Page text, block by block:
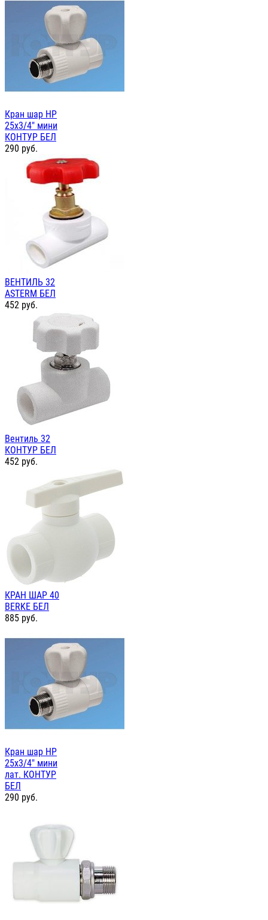
Кран шар НР
25х3/4" мини
КОНТУР БЕЛ
290 руб.
ВЕНТИЛЬ 32
ASTERM БЕЛ
452 руб.
Вентиль 32
КОНТУР БЕЛ
452 руб.
КРАН ШАР 40
BERKE БЕЛ
885 руб.
Кран шар НР
25х3/4" мини
лат. КОНТУР
БЕЛ
290 руб.